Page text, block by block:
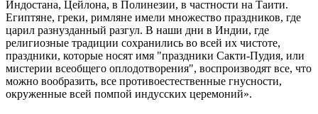
Индостана, Цейлона, в Полинезии, в частности на Таити.
Египтяне, греки, римляне имели множество праздников, где
царил разнузданный разгул. В наши дни в Индии, где
религиозные традиции сохранились во всей их чистоте,
праздники, которые носят имя "праздники Сакти-Пудия, или
мистерии всеобщего оплодотворения", воспроизводят все, что
можно вообразить, все противоестественные гнусности,
окруженные всей помпой индусских церемоний».